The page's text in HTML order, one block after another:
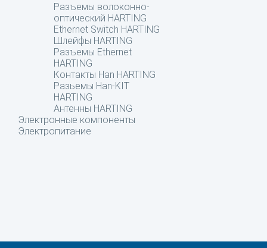
Разъемы волоконно-
оптический HARTING
Ethernet Switch HARTING
Шлейфы HARTING
Разъемы Ethernet
HARTING
Контакты Han HARTING
Разьемы Han-KIT
HARTING
Антенны HARTING
Электронные компоненты
Электропитание